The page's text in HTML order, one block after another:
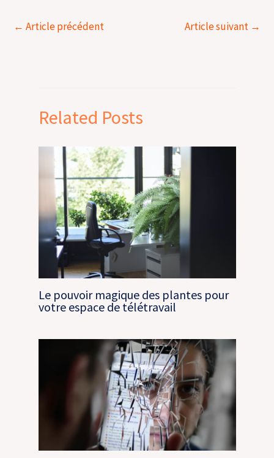
← Article précédent Article suivant →
Related Posts
Le pouvoir magique des plantes pour
votre espace de télétravail